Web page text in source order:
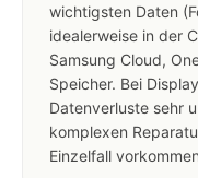
wichtigsten Daten
idealerweise in der
Samsung Cloud,
Speicher. Bei
Datenverluste sehr
komplexen
Einzelfall